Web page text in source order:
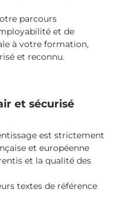
parcours
et de
à votre formation,
et reconnu.
et sécurisé
est strictement
et européenne
et la qualité des
textes de référence